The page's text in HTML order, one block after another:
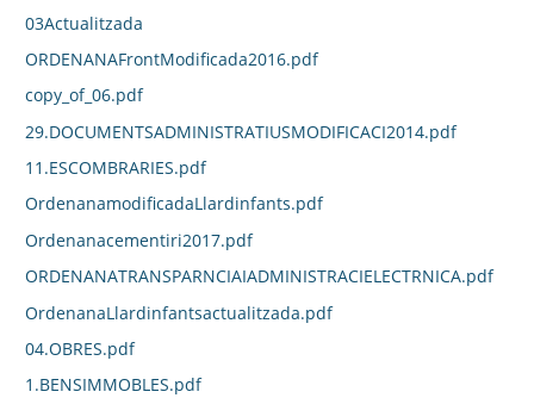
03Actualitzada
ORDENANAFrontModificada2016.pdf
copy_of_06.pdf
29.DOCUMENTSADMINISTRATIUSMODIFICACI2014.pdf
11.ESCOMBRARIES.pdf
OrdenanamodificadaLlardinfants.pdf
Ordenanacementiri2017.pdf
ORDENANATRANSPARNCIAIADMINISTRACIELECTRNICA.pdf
OrdenanaLlardinfantsactualitzada.pdf
04.OBRES.pdf
1.BENSIMMOBLES.pdf